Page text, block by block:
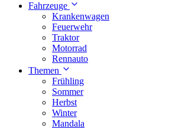
Fahrzeuge
Krankenwagen
Feuerwehr
Traktor
Motorrad
Rennauto
Themen
Frühling
Sommer
Herbst
Winter
Mandala